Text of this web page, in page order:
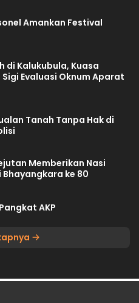
Amankan Festival
di Kalukubula, Kuasa
Evaluasi Oknum Aparat
Tanah Tanpa Hak di
Memberikan Nasi
ke 80
AKP